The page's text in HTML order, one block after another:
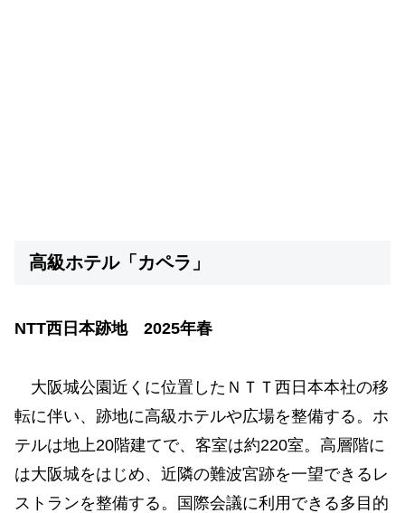
高級ホテル「カペラ」
NTT西日本跡地 2025年春
大阪城公園近くに位置したＮＴＴ西日本本社の移
転に伴い、跡地に高級ホテルや広場を整備する。ホ
テルは地上20階建てで、客室は約220室。高層階に
は大阪城をはじめ、近隣の難波宮跡を一望できるレ
ストランを整備する。国際会議に利用できる多目的